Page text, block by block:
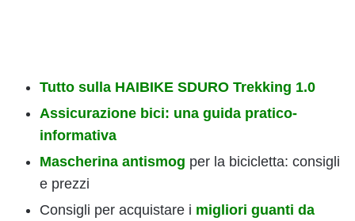
Tutto sulla HAIBIKE SDURO Trekking 1.0
Assicurazione bici: una guida pratico-
informativa
Mascherina antismog per la bicicletta: consigli
e prezzi
Consigli per acquistare i migliori guanti da